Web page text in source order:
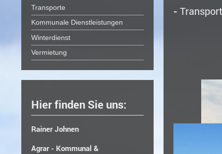
-
Transporte
Kommunale Dienstleistungen
Winterdienst
Vermietung
Hier finden Sie uns:
Rainer Johnen
Agrar - Kommunal &